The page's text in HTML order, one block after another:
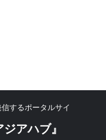
するポータルサイ
アハブ』